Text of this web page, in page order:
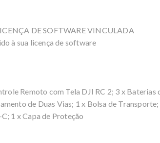
DE SOFTWARE VINCULADA
à sua licença de software
Remoto com Tela DJI RC 2; 3 x
de Duas Vias; 1 x Bolsa de
1 x Capa de Proteção